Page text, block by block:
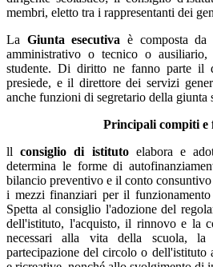
membri, eletto tra i rappresentanti dei
La Giunta esecutiva è composta da
amministrativo o tecnico o
studente. Di diritto ne fanno parte il
presiede, e il direttore dei servizi
anche funzioni di segretario della giunta
Principali compiti e
llconsiglio di istitutoelabora e
determina le forme di
bilancio preventivo e il conto
i mezzi finanziari per il
Spetta al consiglio l'adozione del
dell'istituto, l'acquisto, il rinnovo e la
necessari alla vita della scuola,
partecipazione del circolo o dell'istituto